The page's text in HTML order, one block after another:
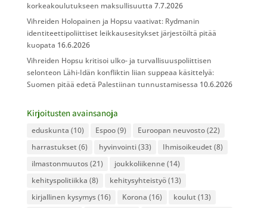
korkeakoulutukseen maksullisuutta 7.7.2026
Vihreiden Holopainen ja Hopsu vaativat: Rydmanin
identiteettipoliittiset leikkausesitykset järjestöiltä pitää
kuopata 16.6.2026
Vihreiden Hopsu kritisoi ulko- ja turvallisuuspoliittisen
selonteon Lähi-Idän konfliktin liian suppeaa käsittelyä:
Suomen pitää edetä Palestiinan tunnustamisessa 10.6.2026
Kirjoitusten avainsanoja
eduskunta (10) Espoo(9) Euroopan neuvosto(22)
harrastukset (6) hyvinvointi(33) Ihmisoikeudet (8)
ilmastonmuutos(21) joukkoliikenne(14)
kehityspolitiikka (8) kehitysyhteistyö(13)
kirjallinen kysymys(16) Korona (16) koulut (13)